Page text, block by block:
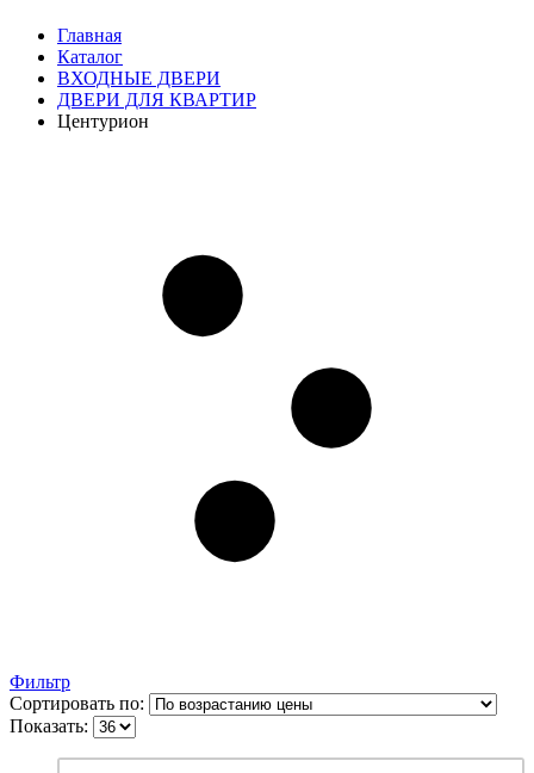
Главная
Каталог
ВХОДНЫЕ ДВЕРИ
ДВЕРИ ДЛЯ КВАРТИР
Центурион
Фильтр
Сортировать по:
Показать: